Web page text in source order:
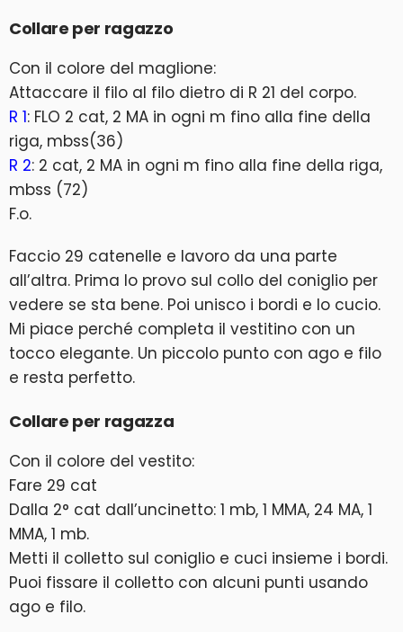
Collare per ragazzo
Con il colore del maglione:
Attaccare il filo al filo dietro di R 21 del corpo.
R 1: FLO 2 cat, 2 MA in ogni m fino alla fine della
riga, mbss(36)
R 2: 2 cat, 2 MA in ogni m fino alla fine della riga,
mbss (72)
F.o.
Faccio 29 catenelle e lavoro da una parte
all’altra. Prima lo provo sul collo del coniglio per
vedere se sta bene. Poi unisco i bordi e lo cucio.
Mi piace perché completa il vestitino con un
tocco elegante. Un piccolo punto con ago e filo
e resta perfetto.
Collare per ragazza
Con il colore del vestito:
Fare 29 cat
Dalla 2° cat dall’uncinetto: 1 mb, 1 MMA, 24 MA, 1
MMA, 1 mb.
Metti il colletto sul coniglio e cuci insieme i bordi.
Puoi fissare il colletto con alcuni punti usando
ago e filo.